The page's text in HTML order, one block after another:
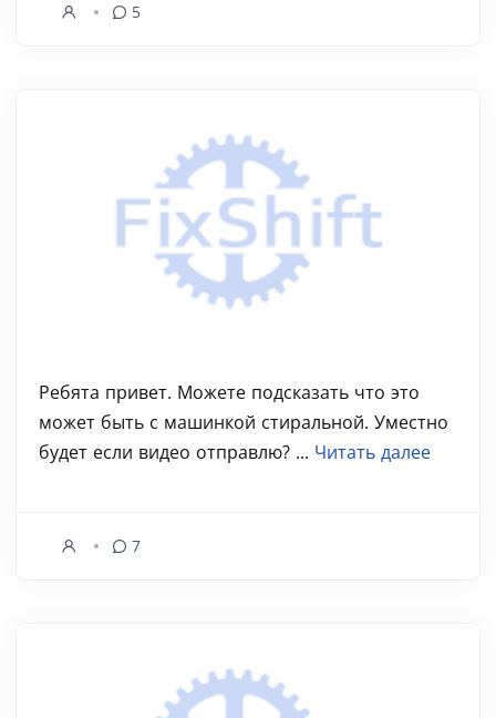
5
Ребята привет. Можете подсказать что это
может быть с машинкой стиральной. Уместно
будет если видео отправлю? ... Читать далее
7